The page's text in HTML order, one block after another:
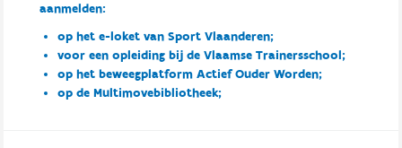
aanmelden:
op het e-loket van Sport Vlaanderen;
voor een opleiding bij de Vlaamse Trainersschool;
op het beweegplatform Actief Ouder Worden;
op de Multimovebibliotheek;